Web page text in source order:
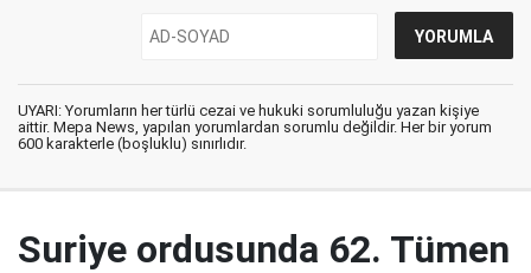
UYARI: Yorumların her türlü cezai ve hukuki sorumluluğu yazan kişiye
aittir. Mepa News, yapılan yorumlardan sorumlu değildir. Her bir yorum
600 karakterle (boşluklu) sınırlıdır.
Suriye ordusunda 62. Tümen